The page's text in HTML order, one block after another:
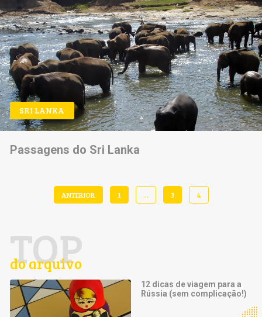
SRI LANKA
Passagens do Sri Lanka
ANTERIOR 1 … 3 4
TOP
do arquivo
12 dicas de viagem para a
Rússia (sem complicação!)